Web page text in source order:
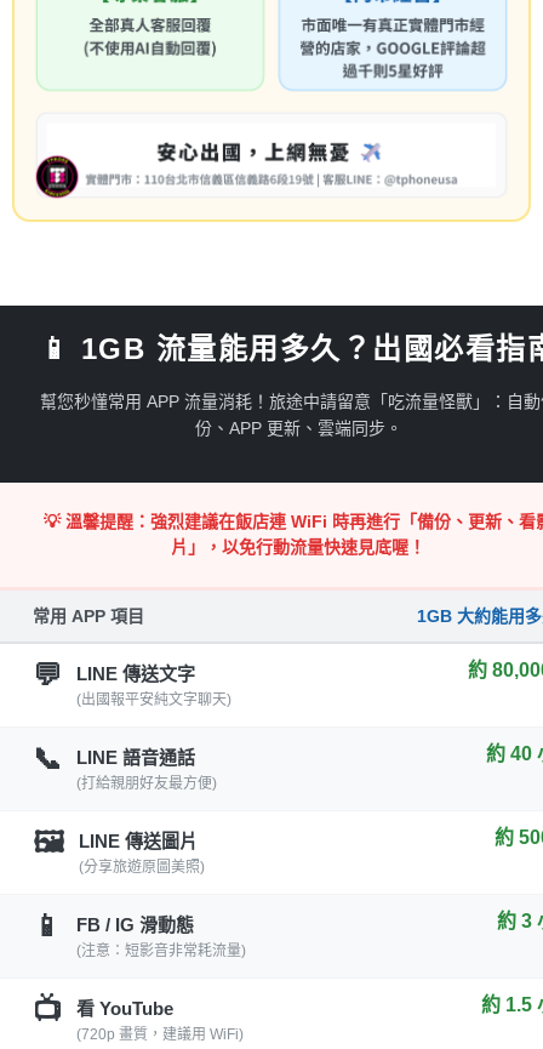
📱 1GB 流量能用多久？出國必看指
幫您秒懂常用 APP 流量消耗！旅途中請留意「吃流量怪獸」：自
份、APP 更新、雲端同步。
💡 溫馨提醒：強烈建議在飯店連 WiFi 時再進行「備份、更新、看
片」，以免行動流量快速見底喔！
常用 APP 項目 1GB 大約能用
💬 LINE 傳送文字
(出國報平安純文字聊天)
約
📞 LINE 語音通話
(打給親朋好友最方便)
約 40
🖼️ LINE 傳送圖片
(分享旅遊原圖美照)
約
📱 FB / IG 滑動態
(注意：短影音非常耗流量)
約 3
📺 看 YouTube
(720p 畫質，建議用 WiFi)
約 1.5